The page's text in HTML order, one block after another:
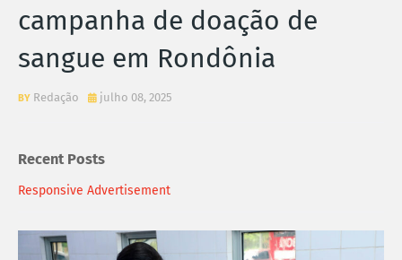
campanha de doação de
sangue em Rondônia
Redação julho 08, 2025
Recent Posts
Responsive Advertisement